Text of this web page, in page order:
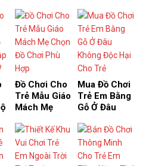
quan trọng
thích nhất
Đồ Chơi Cho
Trẻ Mẫu Giáo
Mách Mẹ
Chơi Phù
Hợp
Mua Đồ Chơi
Trẻ Em Bằng
Gỗ Ở Đâu
Hại Cho Trẻ